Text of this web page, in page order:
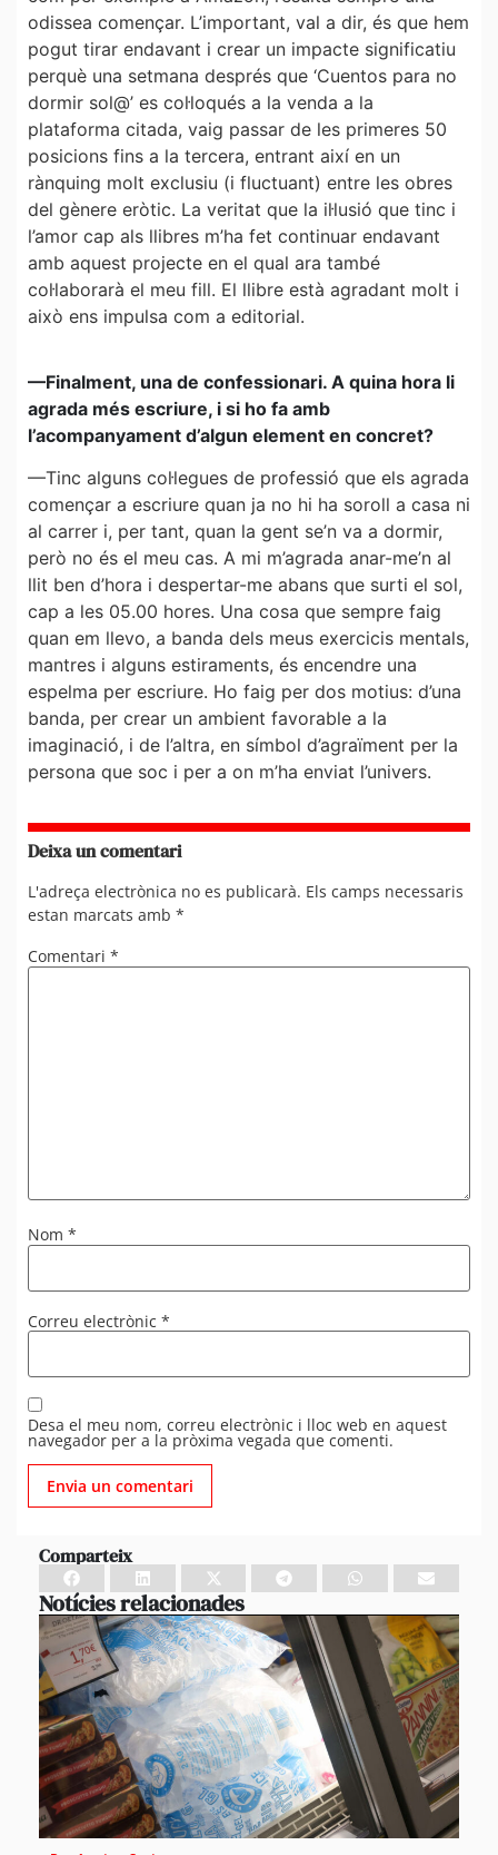
odissea començar. L’important, val a dir, és que hem
pogut tirar endavant i crear un impacte significatiu
perquè una setmana després que ‘Cuentos para no
dormir sol@’ es col·loqués a la venda a la
plataforma citada, vaig passar de les primeres 50
posicions fins a la tercera, entrant així en un
rànquing molt exclusiu (i fluctuant) entre les obres
del gènere eròtic. La veritat que la il·lusió que tinc i
l’amor cap als llibres m’ha fet continuar endavant
amb aquest projecte en el qual ara també
col·laborarà el meu fill. El llibre està agradant molt i
això ens impulsa com a editorial.
—Finalment, una de confessionari. A quina hora li
agrada més escriure, i si ho fa amb
l’acompanyament d’algun element en concret?
—Tinc alguns col·legues de professió que els agrada
començar a escriure quan ja no hi ha soroll a casa ni
al carrer i, per tant, quan la gent se’n va a dormir,
però no és el meu cas. A mi m’agrada anar-me’n al
llit ben d’hora i despertar-me abans que surti el sol,
cap a les 05.00 hores. Una cosa que sempre faig
quan em llevo, a banda dels meus exercicis mentals,
mantres i alguns estiraments, és encendre una
espelma per escriure. Ho faig per dos motius: d’una
banda, per crear un ambient favorable a la
imaginació, i de l’altra, en símbol d’agraïment per la
persona que soc i per a on m’ha enviat l’univers.
Deixa un comentari
L'adreça electrònica no es publicarà. Els camps necessaris
estan marcats amb *
Comentari *
Nom *
Correu electrònic *
Desa el meu nom, correu electrònic i lloc web en aquest
navegador per a la pròxima vegada que comenti.
Comparteix
Notícies relacionades